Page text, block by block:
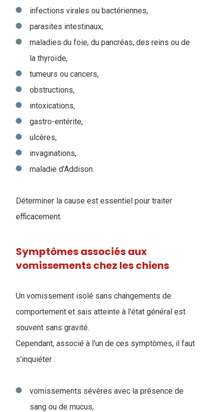
infections virales ou bactériennes,
parasites intestinaux,
maladies du foie, du pancréas, des reins ou de
la thyroïde,
tumeurs ou cancers,
obstructions,
intoxications,
gastro-entérite,
ulcères,
invaginations,
maladie d'Addison.
Déterminer la cause est essentiel pour traiter
efficacement.
Symptômes associés aux
vomissements chez les chiens
Un vomissement isolé sans changements de
comportement et sais atteinte à l'état général est
souvent sans gravité.
Cependant, associé à l'un de ces symptômes, il faut
s'inquiéter :
vomissements sévères avec la présence de
sang ou de mucus,